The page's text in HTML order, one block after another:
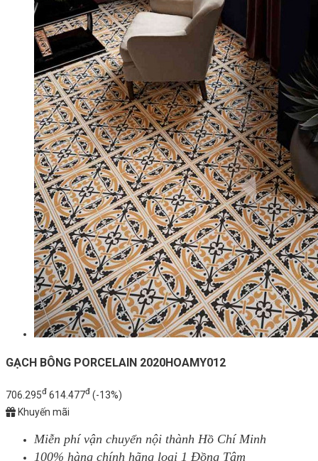
GẠCH BÔNG PORCELAIN 2020HOAMY012
706.295đ 614.477đ (-13%)
Khuyến mãi
Miễn phí vận chuyển nội thành Hồ Chí Minh
100% hàng chính hãng loại 1 Đồng Tâm